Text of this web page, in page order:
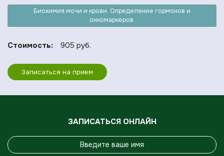
Биохимия мочи и крови. Определение гормонов и
онкомаркеров.
Стоимость: 905 руб.
Записаться на прием
ЗАПИСАТЬСЯ ОНЛАЙН